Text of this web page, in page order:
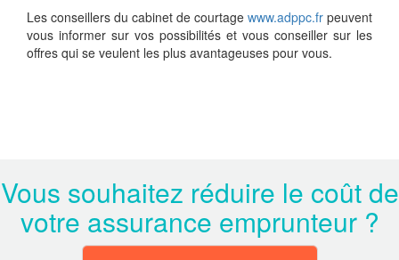
Les conseillers du cabinet de courtage www.adppc.fr peuvent
vous informer sur vos possibilités et vous conseiller sur les
offres qui se veulent les plus avantageuses pour vous.
Vous souhaitez réduire le coût de
votre assurance emprunteur ?